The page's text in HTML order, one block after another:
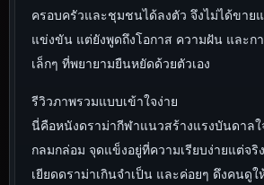
ครอบครัวและชุมชนได้ลงตัว จึงไม่ได้ขาย
แข่งขัน แต่ยังพูดถึงโอกาส ความฝัน และก
เล็กๆ ที่พยายามยืนหยัดด้วยตัวเอง
รีวิวภาพรวมแบบเข้าใจง่าย
นี่คือหนังดราม่ากีฬาแนวสร้างแรงบันดาล
กลมกล่อม จุดแข็งอยู่ที่ความเรียบง่ายแต่จริ
เยียดดราม่าเกินจำเป็น และค่อยๆ ดึงคนดูใ